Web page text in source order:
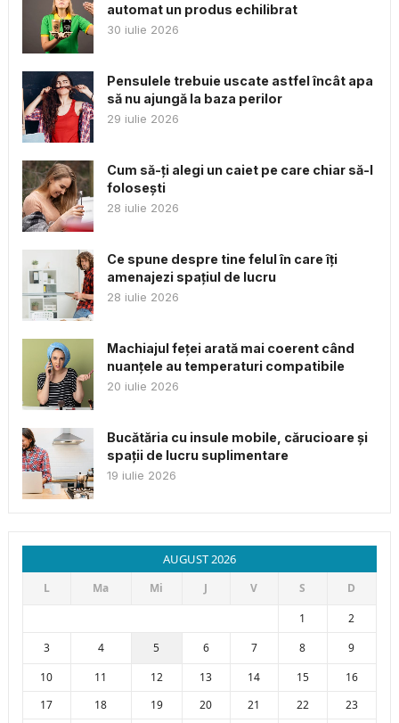
automat un produs echilibrat
30 iulie 2026
Pensulele trebuie uscate astfel încât apa
să nu ajungă la baza perilor
29 iulie 2026
Cum să-ți alegi un caiet pe care chiar să-l
folosești
28 iulie 2026
Ce spune despre tine felul în care îți
amenajezi spațiul de lucru
28 iulie 2026
Machiajul feței arată mai coerent când
nuanțele au temperaturi compatibile
20 iulie 2026
Bucătăria cu insule mobile, cărucioare și
spații de lucru suplimentare
19 iulie 2026
AUGUST 2026
L Ma Mi J V S
D
1
2
3
4 5 6 7 8
9
10
11 12 13 14 15
16
17
18 19 20 21 22
23